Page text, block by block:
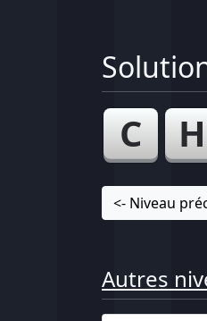
C H
<- Niveau
Autres